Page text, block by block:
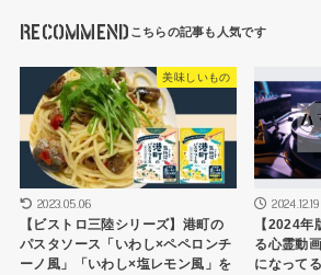
RECOMMEND
美味しいもの
2023.05.06
【ビストロ三陸シリーズ】港町の
パスタソース「いわし×ペペロンチ
ーノ風」「いわし×塩レモン風」を
2024.12.19
【2024
る心霊動
になって